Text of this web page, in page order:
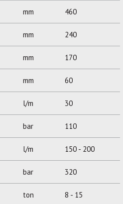
mm 460
mm 240
mm 170
mm 60
l/m 30
bar 110
l/m 150 - 200
bar 320
ton 8 - 15